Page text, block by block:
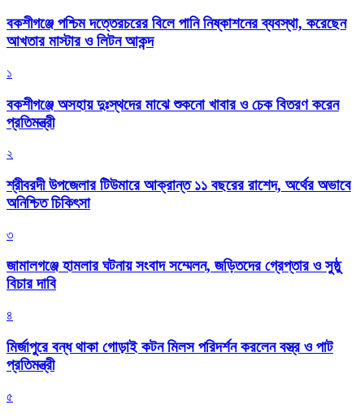
বকশীগঞ্জে পশ্চিম দত্তেরচরের বিলে পানি নিষ্কাশনের ব্যবস্থা, করেছেন
আখতার মাস্টার ও লিটন আকন্দ
১
বকশীগঞ্জে অসহায় দুঃস্থদের মাঝে শুকনো খাবার ও চেক বিতরণ করেন
প্রতিমন্ত্রী
২
শ্রীবরদী উপজেলার টিউমারে আক্রান্ত ১১ বছরের রাশেদ, অর্থের অভাবে
অনিশ্চিত চিকিৎসা
৩
জামালগঞ্জে হামলার ঘটনায় সংবাদ সম্মেলন, জড়িতদের গ্রেপ্তার ও সুষ্ঠু
বিচার দাবি
৪
মির্জাপুরে বন্ধ থাকা গোড়াই কটন মিলস পরিদর্শন করলেন বস্ত্র ও পাট
প্রতিমন্ত্রী
৫